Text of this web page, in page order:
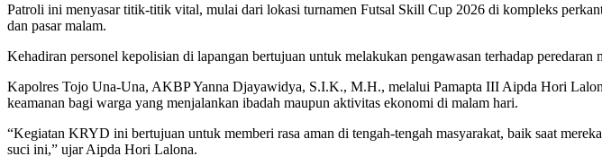
Patroli ini menyasar titik-titik vital, mulai dari lokasi turnamen Futsal Skill Cup 2026 di kompleks
dan pasar malam.
Kehadiran personel kepolisian di lapangan bertujuan untuk melakukan pengawasan terhadap
Kapolres Tojo Una-Una, AKBP Yanna Djayawidya, S.I.K., M.H., melalui Pamapta III Aipda Hori
keamanan bagi warga yang menjalankan ibadah maupun aktivitas ekonomi di malam hari.
“Kegiatan KRYD ini bertujuan untuk memberi rasa aman di tengah-tengah masyarakat, baik saat
suci ini,” ujar Aipda Hori Lalona.